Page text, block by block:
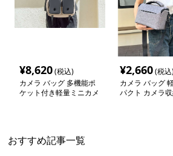
¥8,620(税込)
カメラ バッグ 多機能ポ
ケット付き軽量ミニカメ
¥2,660(税
カメラ バッグ
パクト カメラ
おすすめ記事一覧